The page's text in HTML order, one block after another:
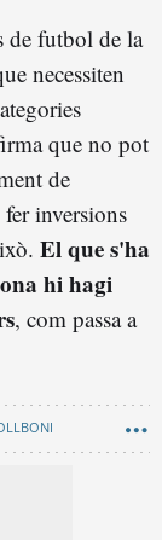
de futbol de la
necessiten
que no pot
de
inversions
El que s'ha
hi hagi
, com passa a